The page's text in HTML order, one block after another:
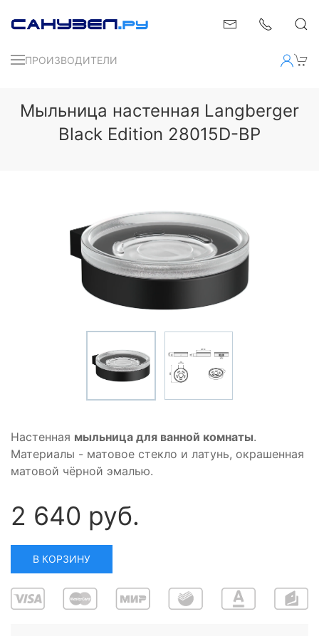
ПРОИЗВОДИТЕЛИ
Мыльница настенная Langberger
Black Edition 28015D-BP
Настенная мыльница для ванной комнаты.
Материалы - матовое стекло и латунь, окрашенная
матовой чёрной эмалью.
2 640 руб.
В КОРЗИНУ